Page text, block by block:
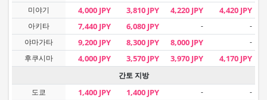
미야기
4,000 JPY 3,810 JPY 4,220 JPY 4,420 JPY
아키타 7,440 JPY 6,080 JPY -
-
야마가타
9,200 JPY 8,300 JPY 8,000 JPY
-
후쿠시마
4,000 JPY 3,570 JPY 3,970 JPY 4,170 JPY
간토 지방
도쿄
1,400 JPY 1,400 JPY -
-